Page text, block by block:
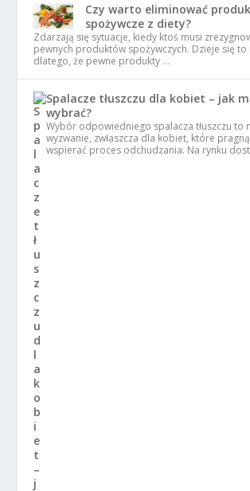
Czy warto eliminować
spożywcze z diety?
Zdarzają się sytuacje, kiedy ktoś musi
pewnych produktów spożywczych. Dzieje się to
dlatego, że pewne produkty …
Spalacze tłuszczu dla kobiet – jak
wybrać?
Wybór odpowiedniego spalacza tłuszczu to
wyzwanie, zwłaszcza dla kobiet, które
wspierać proces odchudzania. Na rynku